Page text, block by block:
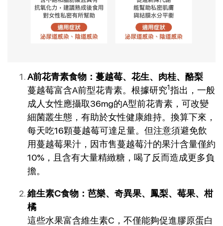
A前花青素食物：蔓越莓、花生、肉桂、酪梨
蔓越莓富含A前型花青素。根據研究1指出，一般
成人女性應攝取36mg的A型前花青素，可改變
細菌叢生態，有助於女性健康維持。換算下來，
每天吃16顆蔓越莓可達足量。但注意須避免飲
用蔓越莓果汁，因市售蔓越莓汁的果汁含量僅約
10%，且含有大量精緻糖，喝了反而造成更多負
擔。
維生素C食物：芭樂、奇異果、鳳梨、莓果、柑
橘
這些水果富含維生素C，不僅能夠促進膠原蛋白